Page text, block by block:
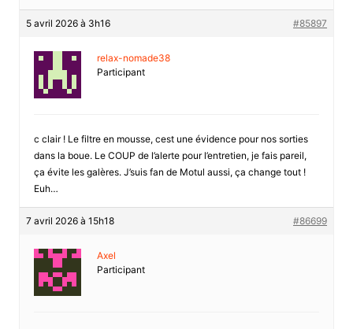
5 avril 2026 à 3h16 #85897
relax-nomade38
Participant
c clair ! Le filtre en mousse, cest une évidence pour nos sorties
dans la boue. Le COUP de l’alerte pour l’entretien, je fais pareil,
ça évite les galères. J’suis fan de Motul aussi, ça change tout !
Euh…
7 avril 2026 à 15h18 #86699
Axel
Participant